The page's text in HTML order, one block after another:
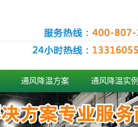
通风降温方案 通风降温实例